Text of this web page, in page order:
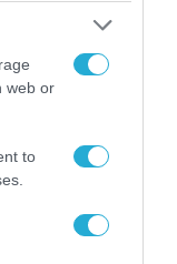
web or
to
ανάρτηση